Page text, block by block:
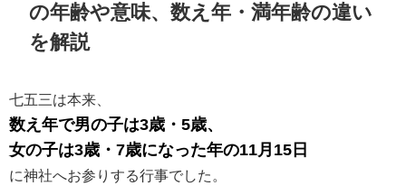
の年齢や意味、数え年・満年齢の違い
を解説
七五三は本来、
数え年で男の子は3歳・5歳、
女の子は3歳・7歳になった年の11月15日
に神社へお参りする行事でした。